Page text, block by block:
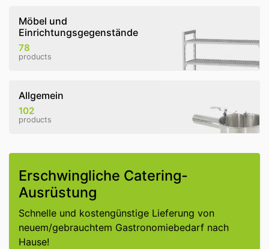
Möbel und
Einrichtungsgegenstände
78
products
Allgemein
102
products
Erschwingliche Catering-
Ausrüstung
Schnelle und kostengünstige Lieferung von
neuem/gebrauchtem Gastronomiebedarf nach
Hause!